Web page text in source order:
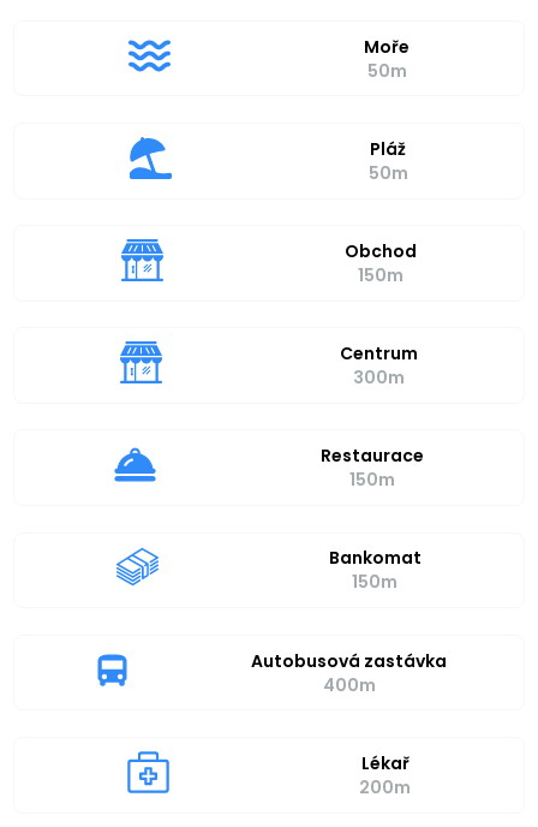
Moře
50m
Pláž
50m
Obchod
150m
Centrum
300m
Restaurace
150m
Bankomat
150m
Autobusová zastávka
400m
Lékař
200m